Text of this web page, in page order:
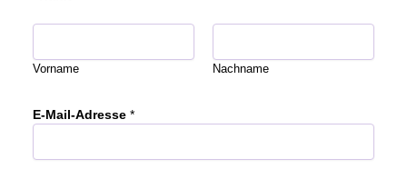
Vorname Nachname
d
r
E-Mail-Adresse *